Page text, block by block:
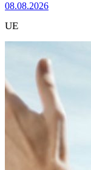
08.08.2026
UE